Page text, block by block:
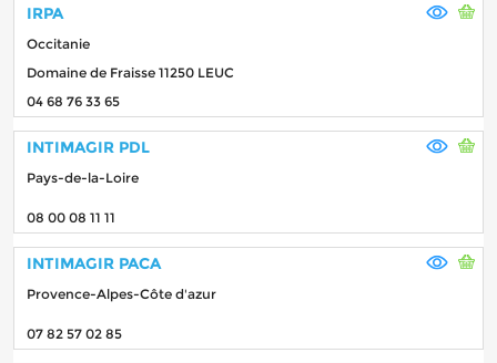
IRPA
Occitanie
Domaine de Fraisse 11250 LEUC
04 68 76 33 65
INTIMAGIR PDL
Pays-de-la-Loire
08 00 08 11 11
INTIMAGIR PACA
Provence-Alpes-Côte d'azur
07 82 57 02 85